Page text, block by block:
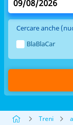
Cercare anche
BlaBlaCar
Treni